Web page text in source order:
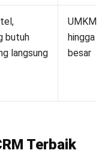
butuh
langsung
UMKM
hingga
besar
Terbaik